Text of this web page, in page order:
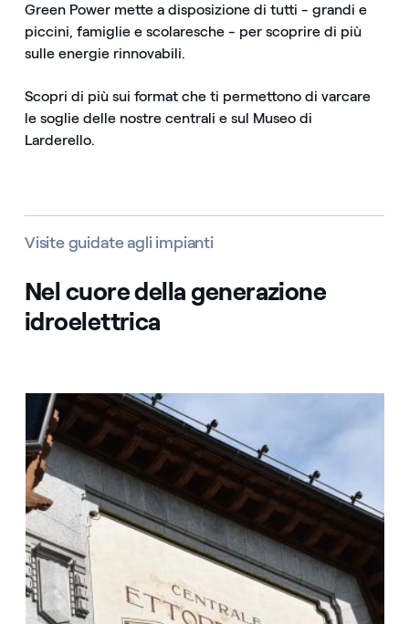
Green Power mette a disposizione di tutti - grandi e
piccini, famiglie e scolaresche - per scoprire di più
sulle energie rinnovabili.
Scopri di più sui format che ti permettono di varcare
le soglie delle nostre centrali e sul Museo di
Larderello.
Visite guidate agli impianti
Nel cuore della generazione
idroelettrica